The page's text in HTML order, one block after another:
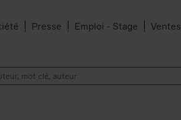
Presse Emploi - Stage Ventes